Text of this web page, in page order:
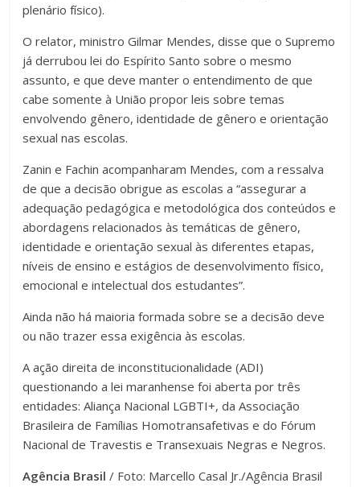
plenário físico).
O relator, ministro Gilmar Mendes, disse que o Supremo
já derrubou lei do Espírito Santo sobre o mesmo
assunto, e que deve manter o entendimento de que
cabe somente à União propor leis sobre temas
envolvendo gênero, identidade de gênero e orientação
sexual nas escolas.
Zanin e Fachin acompanharam Mendes, com a ressalva
de que a decisão obrigue as escolas a “assegurar a
adequação pedagógica e metodológica dos conteúdos e
abordagens relacionados às temáticas de gênero,
identidade e orientação sexual às diferentes etapas,
níveis de ensino e estágios de desenvolvimento físico,
emocional e intelectual dos estudantes”.
Ainda não há maioria formada sobre se a decisão deve
ou não trazer essa exigência às escolas.
A ação direita de inconstitucionalidade (ADI)
questionando a lei maranhense foi aberta por três
entidades: Aliança Nacional LGBTI+, da Associação
Brasileira de Famílias Homotransafetivas e do Fórum
Nacional de Travestis e Transexuais Negras e Negros.
Agência Brasil / Foto: Marcello Casal Jr./Agência Brasil